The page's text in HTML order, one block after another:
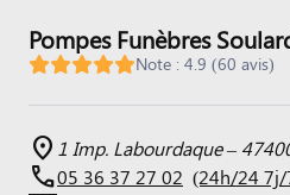
Pompes Funèbres
Note : 4.9 (60 avis)
1 Imp. Labourdaque –
05 36 37 27 02 (24h/24 7j/